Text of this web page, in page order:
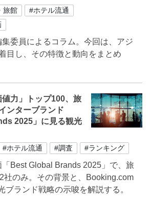
旅館
#ホテル流通
委員によるコラム。今回は、アジ
目し、その特徴と動向をまとめ
力」トップ100、旅
ンターブランド
2025」に見る観光
#ホテル流通 #調査 #ランキング
Best Global Brands 2025」で、旅
社のみ。その背景と、Booking.com
ブランド戦略の示唆を解説する。